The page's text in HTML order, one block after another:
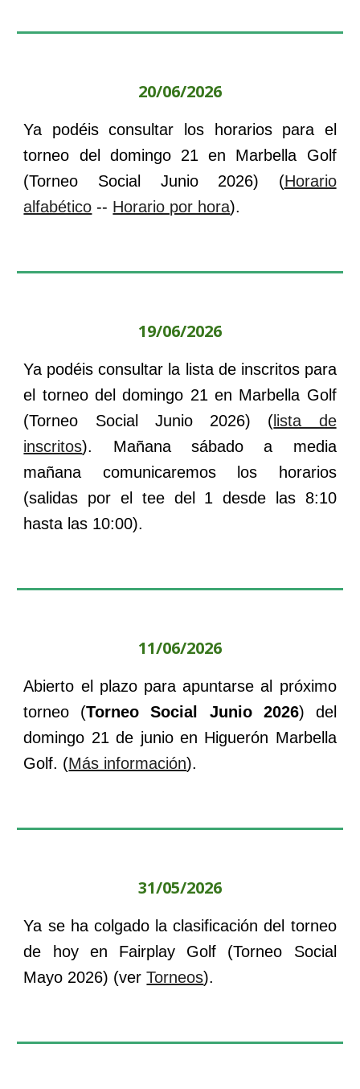
20/06/2026
Ya podéis consultar l os horariospara el
torneo del domingo 21en Marbella Golf
(Torneo Social Junio2026) (Horario
alfabético -- Horario por hora).
19/06/2026
Ya podéis consultar la lista de inscritos para
el torneo deldomingo 21 en Marbella Golf
(Torneo Social Junio 2026) ( lista de
inscritos). Mañana sábado a media
mañana comunicaremos los horarios
(salidas por el tee del 1 desde las 8:10
hasta las 10:00).
11/06/2026
Abierto el plazo para apuntarse al próximo
torneo (TorneoSocial Junio2026) del
domingo 21 de junioen Higuerón Marbella
Golf. (Más información).
31/05/2026
Ya se ha colgado la clasificación del torneo
de hoy en Fairplay Golf (Torneo Social
Mayo 2026) (ver Torneos).